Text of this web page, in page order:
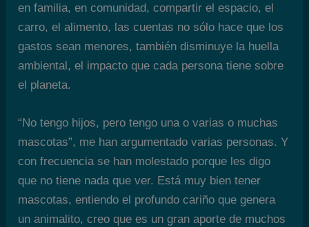
en familia, en comunidad, compartir el espacio, el
carro, el alimento, las cuentas no sólo hace que los
gastos sean menores, también disminuye la huella
ambiental, el impacto que cada persona tiene sobre
el planeta.
“No tengo hijos, pero tengo una o varias o muchas
mascotas”, me han argumentado varias personas. Y
con frecuencia se han molestado porque les digo
que no tiene nada que ver. Está muy bien tener
mascotas, entiendo el profundo cariño que genera
un animalito, creo que es un gran aporte de muchos